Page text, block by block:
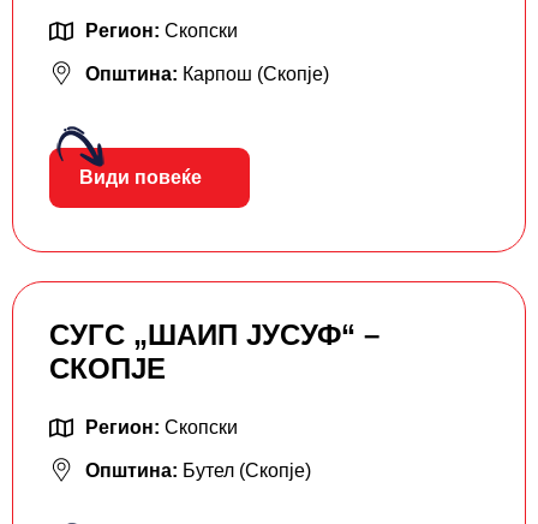
Регион: Скопски
Општина: Карпош (Скопје)
Види повеќе
СУГС „ШАИП ЈУСУФ“ –
СКОПЈЕ
Регион: Скопски
Општина: Бутел (Скопје)